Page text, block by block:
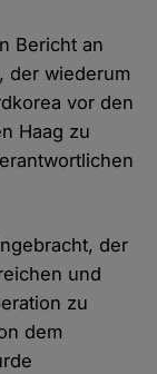
Bericht an
der wiederum
vor den
Haag zu
der
und
zu
dem